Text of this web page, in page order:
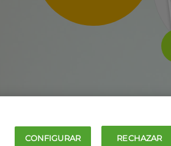
CONFIGURAR RECHAZAR